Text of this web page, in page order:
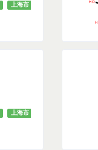
上海市
上海市